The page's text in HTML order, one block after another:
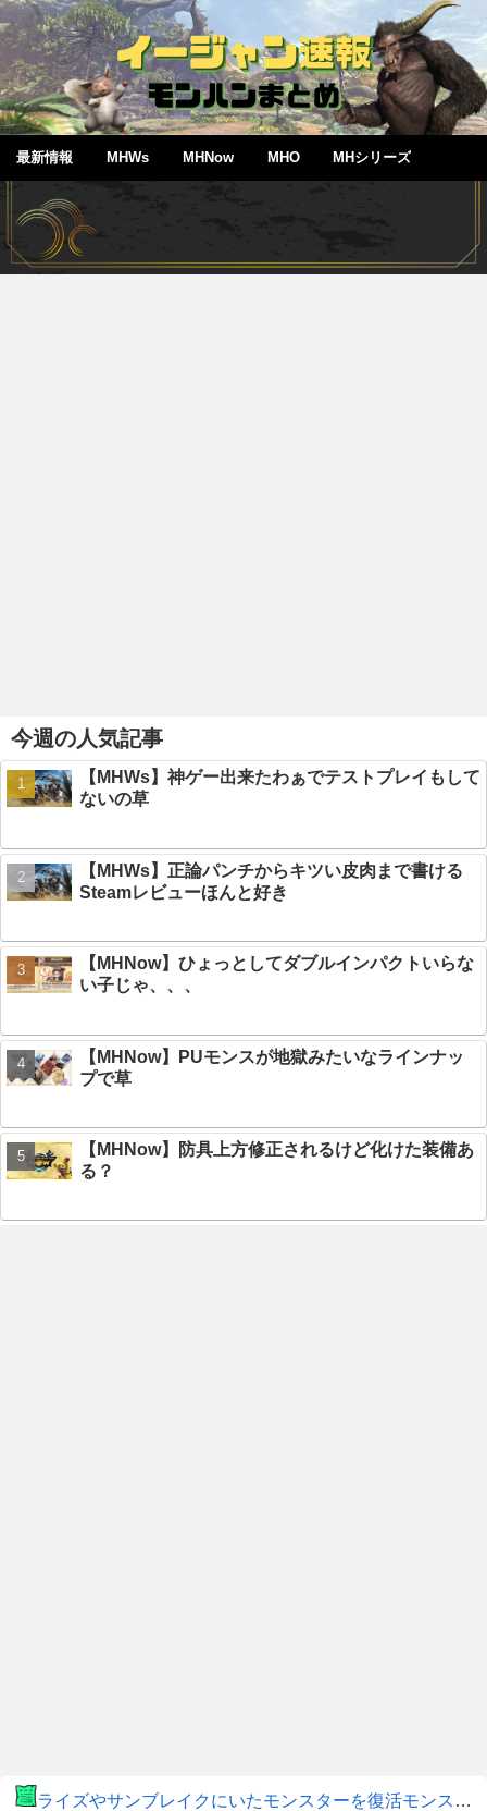
最新情報 MHWs MHNow MHO MHシリーズ
今週の人気記事
【MHWs】神ゲー出来たわぁでテストプレイもして
ないの草
【MHWs】正論パンチからキツい皮肉まで書ける
Steamレビューほんと好き
【MHNow】ひょっとしてダブルインパクトいらな
い子じゃ、、、
【MHNow】PUモンスが地獄みたいなラインナッ
プで草
【MHNow】防具上方修正されるけど化けた装備あ
る？
ライズやサンブレイクにいたモンスターを復活モンスターと呼ぶのはやめよう